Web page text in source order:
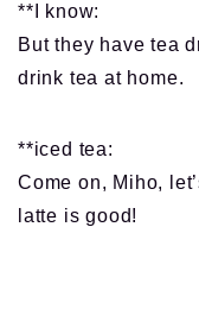
**I know:
But they have tea
drink tea at home.
**iced tea:
Come on, Miho,
latte is good!